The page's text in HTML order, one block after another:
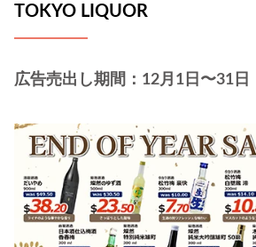
TOKYO LIQUOR
広告売出し期間：12月1日〜31日